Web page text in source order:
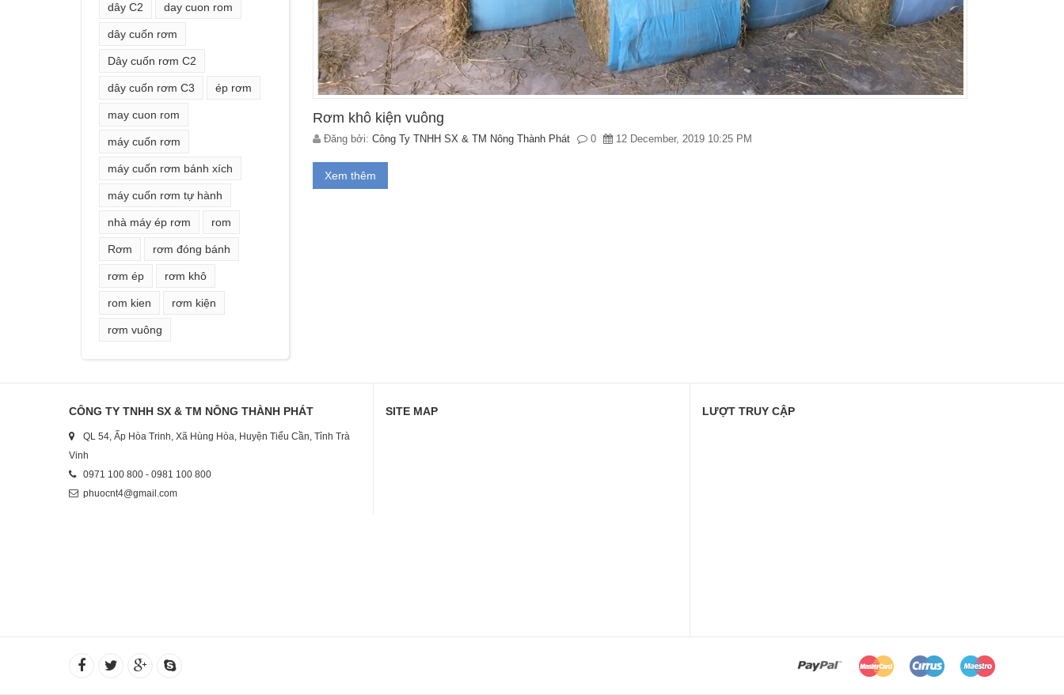
dây C2 day cuon rom
dây cuốn rơm
Dây cuốn rơm C2
dây cuốn rơm C3 ép rơm
may cuon rom
máy cuốn rơm
máy cuốn rơm bánh xích
máy cuốn rơm tự hành
nhà máy ép rơm rom
Rơm rơm đóng bánh
rơm ép rơm khô
rom kien rơm kiện
rơm vuông
Rơm khô kiện vuông
Đăng bởi: Công Ty TNHH SX & TM Nông Thành Phát 0 12 December, 2019 10:25 PM
Xem thêm
CÔNG TY TNHH SX & TM NÔNG THÀNH PHÁT
QL 54, Ấp Hòa Trinh, Xã Hùng Hòa, Huyện Tiểu Cần, Tỉnh Trà
Vinh
0971 100 800 - 0981 100 800
phuocnt4@gmail.com
SITE MAP LƯỢT TRUY CẬP